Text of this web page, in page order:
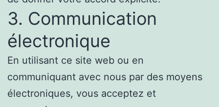
3. Communication
électronique
En utilisant ce site web ou en
communiquant avec nous par des moyens
électroniques, vous acceptez et